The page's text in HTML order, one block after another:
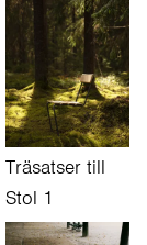
Träsatser till
Stol 1